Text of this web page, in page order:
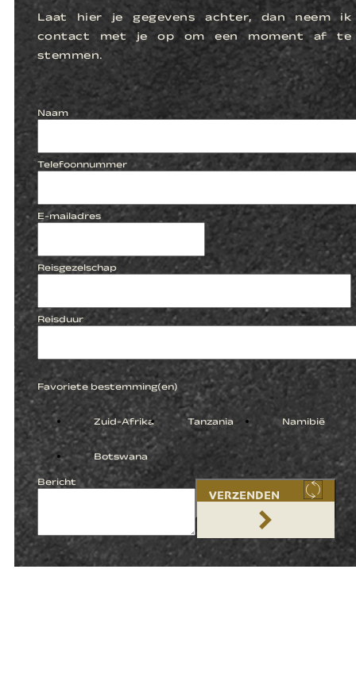
Laat hier je gegevens achter, dan neem ik
contact met je op om een moment af te
stemmen.
Naam
Telefoonnummer
E-mailadres
Reisgezelschap
Reisduur
Favoriete bestemming(en)
Zuid-Afrika Tanzania Namibië
Botswana
Bericht
VERZENDEN